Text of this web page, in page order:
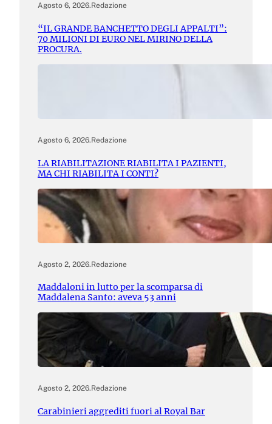
Agosto 6, 2026.Redazione
“IL GRANDE BANCHETTO DEGLI APPALTI”:
70 MILIONI DI EURO NEL MIRINO DELLA
PROCURA.
Agosto 6, 2026.Redazione
LA RIABILITAZIONE RIABILITA I PAZIENTI,
MA CHI RIABILITA I CONTI?
Agosto 2, 2026.Redazione
Maddaloni in lutto per la scomparsa di
Maddalena Santo: aveva 53 anni
Agosto 2, 2026.Redazione
Carabinieri aggrediti fuori al Royal Bar